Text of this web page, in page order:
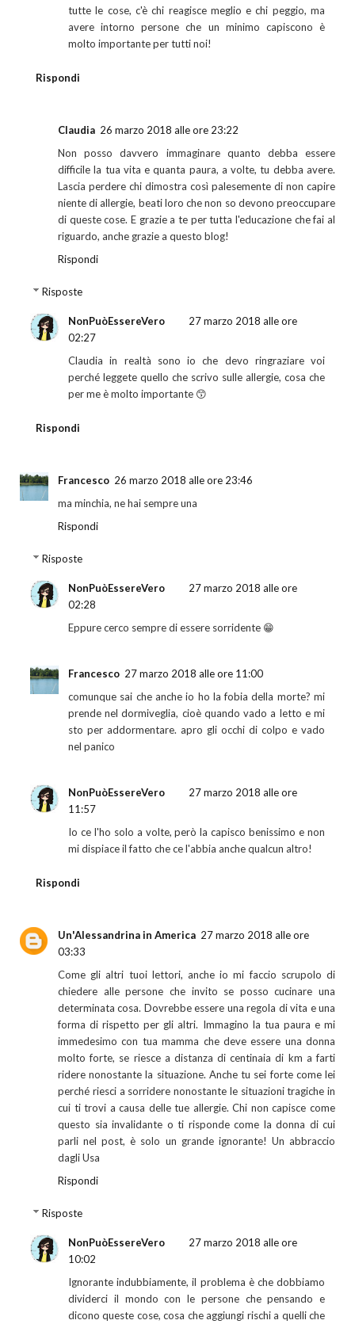
tutte le cose, c'è chi reagisce meglio e chi peggio, ma
avere intorno persone che un minimo capiscono è
molto importante per tutti noi!
Rispondi
Claudia 26 marzo 2018 alle ore 23:22
Non posso davvero immaginare quanto debba essere
difficile la tua vita e quanta paura, a volte, tu debba avere.
Lascia perdere chi dimostra così palesemente di non capire
niente di allergie, beati loro che non so devono preoccupare
di queste cose. E grazie a te per tutta l'educazione che fai al
riguardo, anche grazie a questo blog!
Rispondi
Risposte
NonPuòEssereVero
27 marzo 2018 alle ore
02:27
Claudia in realtà sono io che devo ringraziare voi
perché leggete quello che scrivo sulle allergie, cosa che
per me è molto importante 😙
Rispondi
Francesco 26 marzo 2018 alle ore 23:46
ma minchia, ne hai sempre una
Rispondi
Risposte
NonPuòEssereVero
27 marzo 2018 alle ore
02:28
Eppure cerco sempre di essere sorridente 😁
Francesco 27 marzo 2018 alle ore 11:00
comunque sai che anche io ho la fobia della morte? mi
prende nel dormiveglia, cioè quando vado a letto e mi
sto per addormentare. apro gli occhi di colpo e vado
nel panico
NonPuòEssereVero
27 marzo 2018 alle ore
11:57
Io ce l'ho solo a volte, però la capisco benissimo e non
mi dispiace il fatto che ce l'abbia anche qualcun altro!
Rispondi
Un'Alessandrina in America 27 marzo 2018 alle ore
03:33
Come gli altri tuoi lettori, anche io mi faccio scrupolo di
chiedere alle persone che invito se posso cucinare una
determinata cosa. Dovrebbe essere una regola di vita e una
forma di rispetto per gli altri. Immagino la tua paura e mi
immedesimo con tua mamma che deve essere una donna
molto forte, se riesce a distanza di centinaia di km a farti
ridere nonostante la situazione. Anche tu sei forte come lei
perché riesci a sorridere nonostante le situazioni tragiche in
cui ti trovi a causa delle tue allergie. Chi non capisce come
questo sia invalidante o ti risponde come la donna di cui
parli nel post, è solo un grande ignorante! Un abbraccio
dagli Usa
Rispondi
Risposte
NonPuòEssereVero
27 marzo 2018 alle ore
10:02
Ignorante indubbiamente, il problema è che dobbiamo
dividerci il mondo con le persone che pensando e
dicono queste cose, cosa che aggiungi rischi a quelli che